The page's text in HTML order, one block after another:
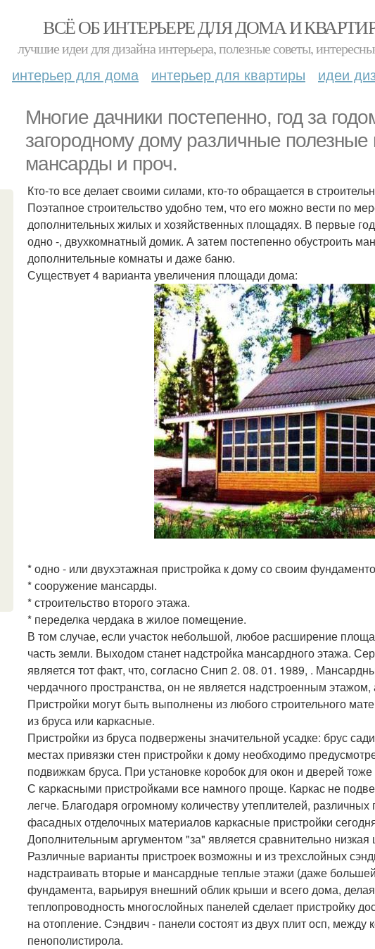
ВСЁ ОБ ИНТЕРЬЕРЕ ДЛЯ ДОМА И
лучшие идеи для дизайна интерьера, полезные советы,
интерьер для дома интерьер для квартиры идеи
Многие дачники постепенно, год за
загородному дому различные
мансарды и проч.
Кто-то все делает своими силами, кто-то обращается в
Поэтапное строительство удобно тем, что его можно вести по
дополнительных жилых и хозяйственных площадях. В первые
одно -, двухкомнатный домик. А затем постепенно обустроить
дополнительные комнаты и даже баню.
Существует 4 варианта увеличения площади дома:
* одно - или двухэтажная пристройка к дому со своим
* сооружение мансарды.
* строительство второго этажа.
* переделка чердака в жилое помещение.
В том случае, если участок небольшой, любое расширение
часть земли. Выходом станет надстройка мансардного этажа.
является тот факт, что, согласно Снип 2. 08. 01. 1989, .
чердачного пространства, он не является надстроенным этажом,
Пристройки могут быть выполнены из любого строительного
из бруса или каркасные.
Пристройки из бруса подвержены значительной усадке: брус
местах привязки стен пристройки к дому необходимо
подвижкам бруса. При установке коробок для окон и дверей
С каркасными пристройками все намного проще. Каркас не
легче. Благодаря огромному количеству утеплителей,
фасадных отделочных материалов каркасные пристройки
Дополнительным аргументом "за" является сравнительно низкая
Различные варианты пристроек возможны и из трехслойных
надстраивать вторые и мансардные теплые этажи (даже
фундамента, варьируя внешний облик крыши и всего дома,
теплопроводность многослойных панелей сделает пристройку
на отопление. Сэндвич - панели состоят из двух плит осп,
пенополистирола.